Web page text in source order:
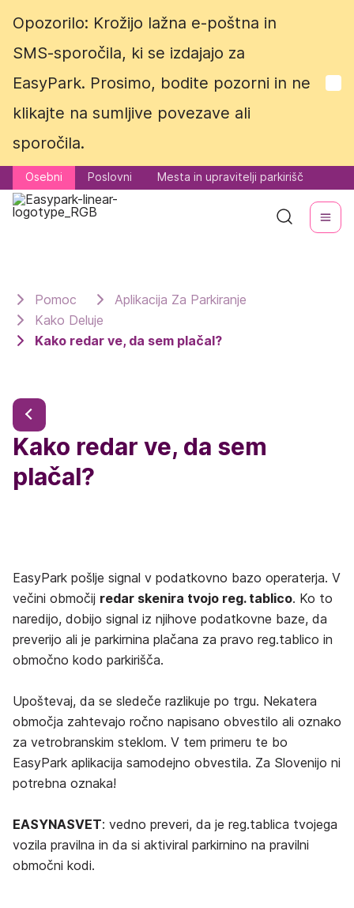
Opozorilo: Krožijo lažna e-poštna in
SMS-sporočila, ki se izdajajo za
EasyPark. Prosimo, bodite pozorni in ne
klikajte na sumljive povezave ali
sporočila.
Osebni Poslovni Mesta in upravitelji parkirišč
Opozorilo: Krožijo lažna e-poštna in
SMS-sporočila, ki se izdajajo za
EasyPark. Prosimo, bodite pozorni in ne
klikajte na sumljive povezave ali
sporočila.
Osebni Poslovni Mesta in upravitelji parkirišč
Pomoc
Aplikacija Za Parkiranje
Kako Deluje
Kako redar ve, da sem plačal?
Kako redar ve, da sem
plačal?
EasyPark pošlje signal v podatkovno bazo operaterja. V
večini območij redar skenira tvojo reg. tablico. Ko to
naredijo, dobijo signal iz njihove podatkovne baze, da
preverijo ali je parkirnina plačana za pravo reg.tablico in
območno kodo parkirišča.
Upoštevaj, da se sledeče razlikuje po trgu. Nekatera
območja zahtevajo ročno napisano obvestilo ali oznako
za vetrobranskim steklom. V tem primeru te bo
EasyPark aplikacija samodejno obvestila. Za Slovenijo ni
potrebna oznaka!
EASYNASVET: vedno preveri, da je reg.tablica tvojega
vozila pravilna in da si aktiviral parkirnino na pravilni
območni kodi.